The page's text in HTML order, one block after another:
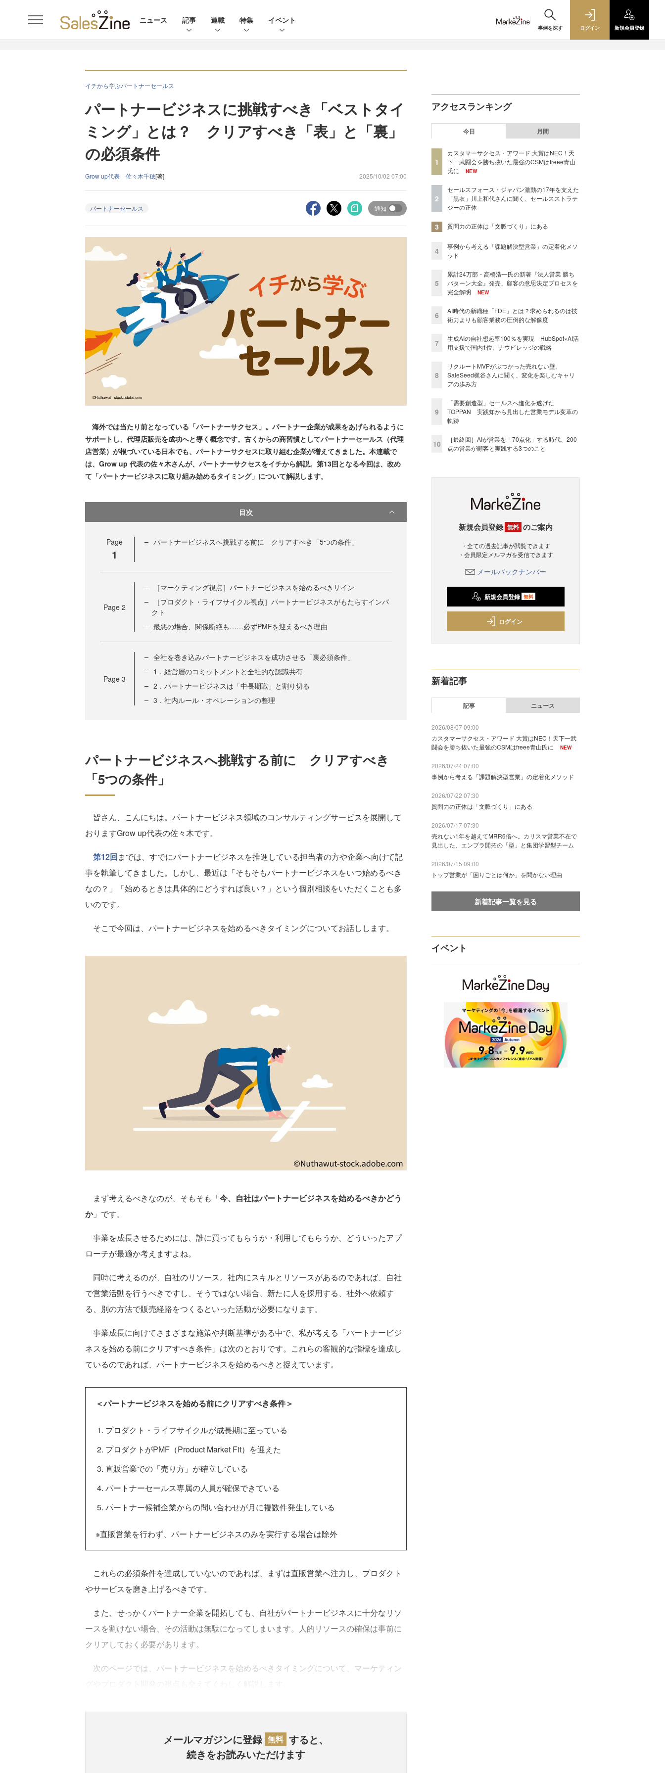
ニュース 記事 連載 特集 イベント
事例を探す ログイン 新規会員登録
イチから学ぶパートナーセールス
パートナービジネスに挑戦すべき「ベストタイ
ミング」とは？ クリアすべき「表」と「裏」
の必須条件
Grow up代表 佐々木千穂[著] 2025/10/02 07:00
パートナーセールス 通知
海外では当たり前となっている「パートナーサクセス」。パートナー企業が成果をあげられるように
サポートし、代理店販売を成功へと導く概念です。古くからの商習慣としてパートナーセールス（代理
店営業）が根づいている日本でも、パートナーサクセスに取り組む企業が増えてきました。本連載で
は、Grow up 代表の佐々木さんが、パートナーサクセスをイチから解説。第13回となる今回は、改め
て「パートナービジネスに取り組み始めるタイミング」について解説します。
目次
Page
1
パートナービジネスへ挑戦する前に クリアすべき「5つの条件」
Page 2
［マーケティング視点］パートナービジネスを始めるべきサイン
［プロダクト・ライフサイクル視点］パートナービジネスがもたらすインパ
クト
最悪の場合、関係断絶も……必ずPMFを迎えるべき理由
Page 3
全社を巻き込みパートナービジネスを成功させる「裏必須条件」
1．経営層のコミットメントと全社的な認識共有
2．パートナービジネスは「中長期戦」と割り切る
3．社内ルール・オペレーションの整理
パートナービジネスへ挑戦する前に クリアすべき
「5つの条件」
皆さん、こんにちは。パートナービジネス領域のコンサルティングサービスを展開して
おりますGrow up代表の佐々木です。
第12回までは、すでにパートナービジネスを推進している担当者の方や企業へ向けて記
事を執筆してきました。しかし、最近は「そもそもパートナービジネスをいつ始めるべき
なの？」「始めるときは具体的にどうすれば良い？」という個別相談をいただくことも多
いのです。
そこで今回は、パートナービジネスを始めるべきタイミングについてお話しします。
まず考えるべきなのが、そもそも「今、自社はパートナービジネスを始めるべきかどう
か」です。
事業を成長させるためには、誰に買ってもらうか・利用してもらうか、どういったアプ
ローチが最適か考えますよね。
同時に考えるのが、自社のリソース。社内にスキルとリソースがあるのであれば、自社
で営業活動を行うべきですし、そうではない場合、新たに人を採用する、社外へ依頼す
る、別の方法で販売経路をつくるといった活動が必要になります。
事業成長に向けてさまざまな施策や判断基準がある中で、私が考える「パートナービジ
ネスを始める前にクリアすべき条件」は次のとおりです。これらの客観的な指標を達成し
ているのであれば、パートナービジネスを始めるべきと捉えています。
＜パートナービジネスを始める前にクリアすべき条件＞
プロダクト・ライフサイクルが成長期に至っている
プロダクトがPMF（Product Market Fit）を迎えた
直販営業での「売り方」が確立している
パートナーセールス専属の人員が確保できている
パートナー候補企業からの問い合わせが月に複数件発生している
※直販営業を行わず、パートナービジネスのみを実行する場合は除外
これらの必須条件を達成していないのであれば、まずは直販営業へ注力し、プロダクト
やサービスを磨き上げるべきです。
また、せっかくパートナー企業を開拓しても、自社がパートナービジネスに十分なリソ
ースを割けない場合、その活動は無駄になってしまいます。人的リソースの確保は事前に
クリアしておく必要があります。
次のページでは、パートナービジネスを始めるべきタイミングについて、マーケティン
メールマガジンに登録 無料 すると、
続きをお読みいただけます
アクセスランキング
今日 月間
1
カスタマーサクセス・アワード 大賞はNEC！天
下一武闘会を勝ち抜いた最強のCSMはfreee青山
氏に
NEW
2
セールスフォース・ジャパン激動の17年を支えた
「黒衣」川上和代さんに聞く、セールスストラテ
ジーの正体
3 質問力の正体は「文脈づくり」にある
4
事例から考える「課題解決型営業」の定着化メソ
ッド
5
累計24万部・高橋浩一氏の新著『法人営業 勝ち
パターン大全』発売、顧客の意思決定プロセスを
完全解明
NEW
6
AI時代の新職種「FDE」とは？求められるのは技
術力よりも顧客業務の圧倒的な解像度
7
生成AIの自社想起率100％を実現 HubSpot×AI活
用支援で国内1位、ナウビレッジの戦略
8
リクルートMVPがぶつかった売れない壁。
SaleSeed梶谷さんに聞く、変化を楽しむキャリ
アの歩み方
9
「需要創造型」セールスへ進化を遂げた
TOPPAN 実践知から見出した営業モデル変革の
軌跡
10
［最終回］AIが営業を「70点化」する時代、200
点の営業が顧客と実践する3つのこと
新規会員登録 無料 のご案内
・全ての過去記事が閲覧できます
・会員限定メルマガを受信できます
メールバックナンバー
新規会員登録 無料
ログイン
新着記事
記事 ニュース
2026/08/07 09:00
カスタマーサクセス・アワード 大賞はNEC！天下一武
闘会を勝ち抜いた最強のCSMはfreee青山氏に
NEW
2026/07/24 07:00
事例から考える「課題解決型営業」の定着化メソッド
2026/07/22 07:30
質問力の正体は「文脈づくり」にある
2026/07/17 07:30
売れない1年を越えてMRR6倍へ。カリスマ営業不在で
見出した、エンプラ開拓の「型」と集団学習型チーム
2026/07/15 09:00
トップ営業が「困りごとは何か」を聞かない理由
新着記事一覧を見る
イベント